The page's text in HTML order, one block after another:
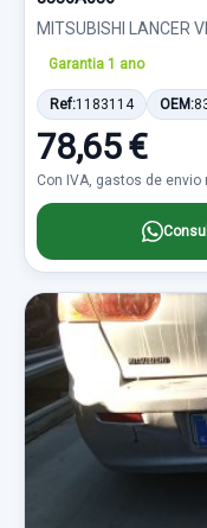
MITSUBISHI LANCER
Garantia 1 ano
Ref:1183114 OEM:
78,65 €
Con IVA, gastos de envio